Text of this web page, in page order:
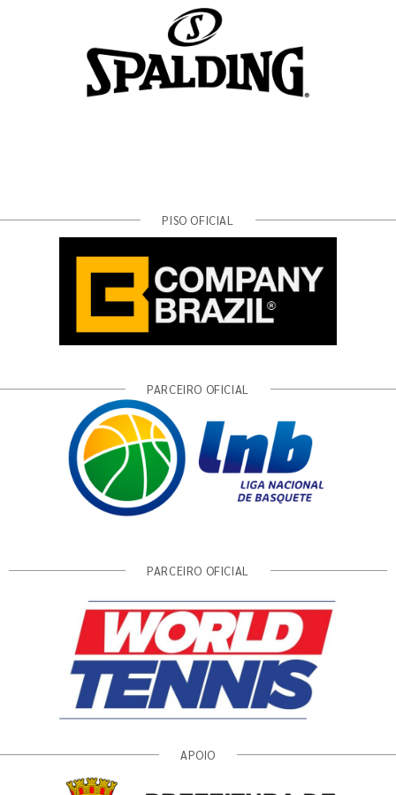
PISO OFICIAL
PARCEIRO OFICIAL
PARCEIRO OFICIAL
APOIO